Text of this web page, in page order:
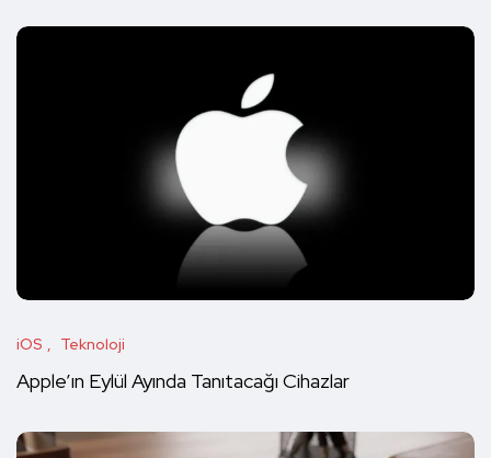
iOS Teknoloji
Apple’ın Eylül Ayında Tanıtacağı Cihazlar